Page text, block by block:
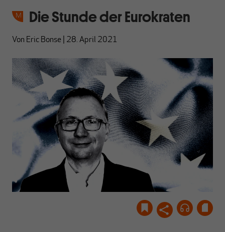
Die Stunde der Eurokraten
Von Eric Bonse 28. April 2021